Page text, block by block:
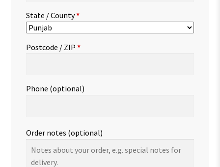
State / County*
Postcode / ZIP *
Phone (optional)
Order notes (optional)